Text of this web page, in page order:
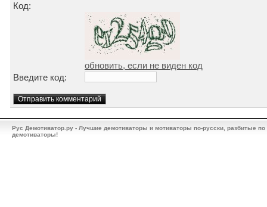
Код:
обновить, если не виден код
Введите код:
Рус Демотиватор.ру - Лучшие демотиваторы и мотиваторы по-русски, разбитые
демотиваторы!